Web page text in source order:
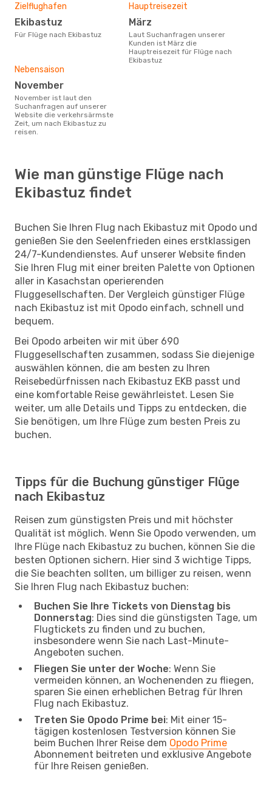
Zielflughafen
Ekibastuz
Für Flüge nach Ekibastuz
Hauptreisezeit
März
Laut Suchanfragen unserer
Kunden ist März die
Hauptreisezeit für Flüge nach
Ekibastuz
Nebensaison
November
November ist laut den
Suchanfragen auf unserer
Website die verkehrsärmste
Zeit, um nach Ekibastuz zu
reisen.
Wie man günstige Flüge nach
Ekibastuz findet
Buchen Sie Ihren Flug nach Ekibastuz mit Opodo und
genießen Sie den Seelenfrieden eines erstklassigen
24/7-Kundendienstes. Auf unserer Website finden
Sie Ihren Flug mit einer breiten Palette von Optionen
aller in Kasachstan operierenden
Fluggesellschaften. Der Vergleich günstiger Flüge
nach Ekibastuz ist mit Opodo einfach, schnell und
bequem.
Bei Opodo arbeiten wir mit über 690
Fluggesellschaften zusammen, sodass Sie diejenige
auswählen können, die am besten zu Ihren
Reisebedürfnissen nach Ekibastuz EKB passt und
eine komfortable Reise gewährleistet. Lesen Sie
weiter, um alle Details und Tipps zu entdecken, die
Sie benötigen, um Ihre Flüge zum besten Preis zu
buchen.
Tipps für die Buchung günstiger Flüge
nach Ekibastuz
Reisen zum günstigsten Preis und mit höchster
Qualität ist möglich. Wenn Sie Opodo verwenden, um
Ihre Flüge nach Ekibastuz zu buchen, können Sie die
besten Optionen sichern. Hier sind 3 wichtige Tipps,
die Sie beachten sollten, um billiger zu reisen, wenn
Sie Ihren Flug nach Ekibastuz buchen:
Buchen Sie Ihre Tickets von Dienstag bis
Donnerstag: Dies sind die günstigsten Tage, um
Flugtickets zu finden und zu buchen,
insbesondere wenn Sie nach Last-Minute-
Angeboten suchen.
Fliegen Sie unter der Woche: Wenn Sie
vermeiden können, an Wochenenden zu fliegen,
sparen Sie einen erheblichen Betrag für Ihren
Flug nach Ekibastuz.
Treten Sie Opodo Prime bei: Mit einer 15-
tägigen kostenlosen Testversion können Sie
beim Buchen Ihrer Reise dem Opodo Prime
Abonnement beitreten und exklusive Angebote
für Ihre Reisen genießen.